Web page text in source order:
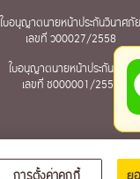
ใบอนุญาตนายหน้าประกันวินาศภัย
เลขที่ ว00027/2558
ใบอนุญาตนายหน้าประกันชีวิต
เลขที่ ช000001/2559